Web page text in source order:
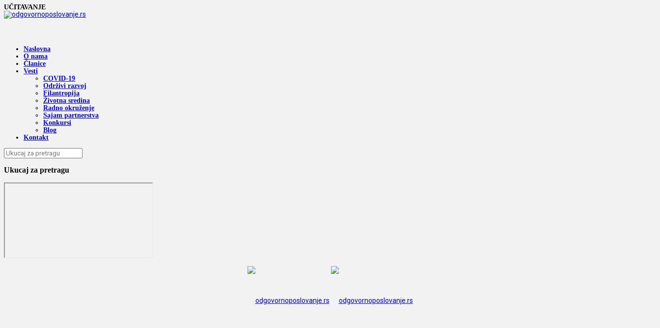
UČITAVANJE
Naslovna
O nama
Članice
Vesti
COVID-19
Održivi razvoj
Filantropija
Životna sredina
Radno okruženje
Sajam partnerstva
Konkursi
Blog
Kontakt
Ukucaj za pretragu